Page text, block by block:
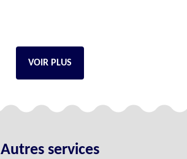
VOIR PLUS
Autres services